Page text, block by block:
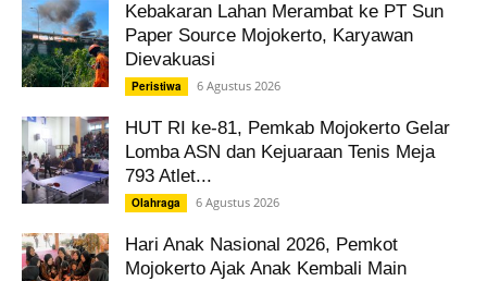
Kebakaran Lahan Merambat ke PT Sun
Paper Source Mojokerto, Karyawan
Dievakuasi
Peristiwa 6 Agustus 2026
HUT RI ke-81, Pemkab Mojokerto Gelar
Lomba ASN dan Kejuaraan Tenis Meja
793 Atlet...
Olahraga 6 Agustus 2026
Hari Anak Nasional 2026, Pemkot
Mojokerto Ajak Anak Kembali Main